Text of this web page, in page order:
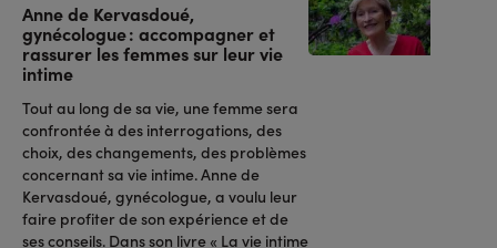
Anne de Kervasdoué,
gynécologue : accompagner et
rassurer les femmes sur leur vie
intime
Tout au long de sa vie, une femme sera
confrontée à des interrogations, des
choix, des changements, des problèmes
concernant sa vie intime. Anne de
Kervasdoué, gynécologue, a voulu leur
faire profiter de son expérience et de
ses conseils. Dans son livre « La vie intime